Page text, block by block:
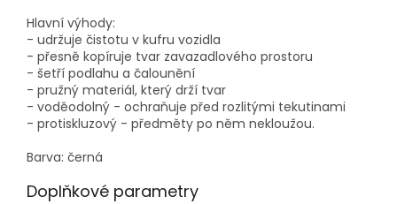
Hlavní výhody:
- udržuje čistotu v kufru vozidla
- přesně kopíruje tvar zavazadlového prostoru
- šetří podlahu a čalounění
- pružný materiál, který drží tvar
- voděodolný - ochraňuje před rozlitými tekutinami
- protiskluzový - předměty po něm nekloužou.
Barva: černá
Doplňkové parametry